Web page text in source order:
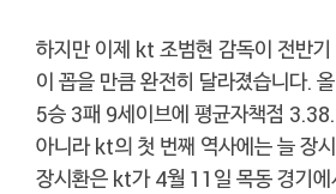
하지만 이제 kt 조범현 감독이 전반
이 꼽을 만큼 완전히 달라졌습니다.
5승 3패 9세이브에 평균자책점
아니라 kt의 첫 번째 역사에는 늘 장
장시환은 kt가 4월 11일 목동 경기